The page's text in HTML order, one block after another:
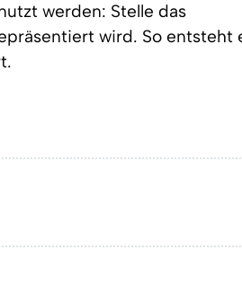
werden: Stelle das
wird. So entsteht